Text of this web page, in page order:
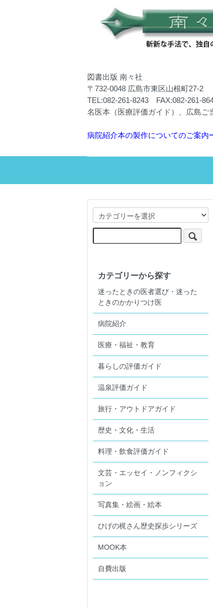
図書出版 南々社
〒732-0048 広島市東区山根町27-2
TEL:082-261-8243 FAX:082-261-
名医本（医療評価ガイド）、広島
病院紹介本の製作についてのご案
カテゴリーから探す
迷ったときの医者選び・迷った
ときのかかりつけ医
病院紹介
医療・福祉・教育
暮らしの評価ガイド
温泉評価ガイド
旅行・アウトドアガイド
歴史・文化・生活
料理・飲食評価ガイド
文芸・エッセイ・ノンフィクシ
ョン
写真集・絵画・絵本
ひげの梶さん歴史探歩シリーズ
MOOK本
自費出版